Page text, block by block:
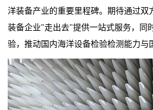
洋装备产业的重要里程碑。期待通过双
装备企业"走出去"提供一站式服务，同
验，推动国内海洋设备检验检测能力与